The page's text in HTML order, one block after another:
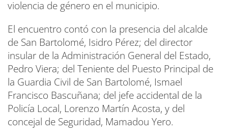
violencia de género en el municipio.
El encuentro contó con la presencia del alcalde
de San Bartolomé, Isidro Pérez; del director
insular de la Administración General del Estado,
Pedro Viera; del Teniente del Puesto Principal de
la Guardia Civil de San Bartolomé, Ismael
Francisco Bascuñana; del jefe accidental de la
Policía Local, Lorenzo Martín Acosta, y del
concejal de Seguridad, Mamadou Yero.